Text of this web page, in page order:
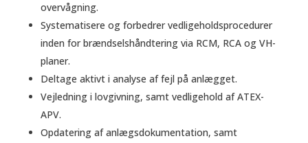
overvågning.
Systematisere og forbedrer vedligeholdsprocedurer
inden for brændselshåndtering via RCM, RCA og VH-
planer.
Deltage aktivt i analyse af fejl på anlægget.
Vejledning i lovgivning, samt vedligehold af ATEX-
APV.
Opdatering af anlægsdokumentation, samt